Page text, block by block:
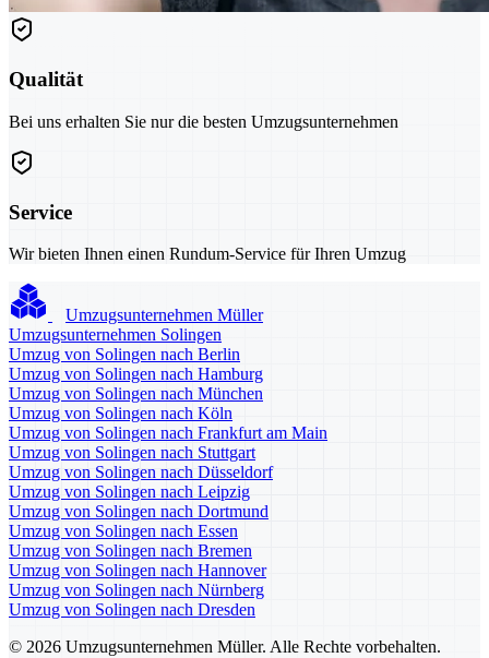
Qualität
Bei uns erhalten Sie nur die besten Umzugsunternehmen
Service
Wir bieten Ihnen einen Rundum-Service für Ihren Umzug
Umzugsunternehmen Müller
Umzugsunternehmen Solingen
Umzug von Solingen nach Berlin
Umzug von Solingen nach Hamburg
Umzug von Solingen nach München
Umzug von Solingen nach Köln
Umzug von Solingen nach Frankfurt am Main
Umzug von Solingen nach Stuttgart
Umzug von Solingen nach Düsseldorf
Umzug von Solingen nach Leipzig
Umzug von Solingen nach Dortmund
Umzug von Solingen nach Essen
Umzug von Solingen nach Bremen
Umzug von Solingen nach Hannover
Umzug von Solingen nach Nürnberg
Umzug von Solingen nach Dresden
© 2026 Umzugsunternehmen Müller. Alle Rechte vorbehalten.